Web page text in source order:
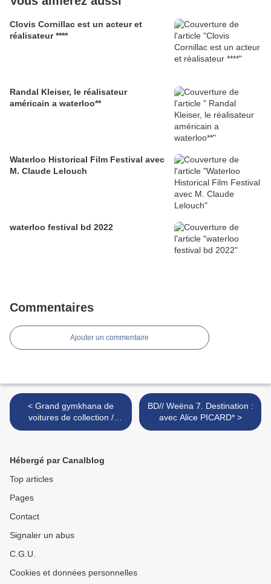
Clovis Cornillac est un acteur et
réalisateur ****
Randal Kleiser, le réalisateur
américain a waterloo**
Waterloo Historical Film Festival avec
M. Claude Lelouch
waterloo festival bd 2022
Commentaires
Ajouter un commentaire
< Grand gymkhana de
voitures de collection /
braine l'alleud
BD// Weëna 7. Destination :
avec Alice PICARD* >
Hébergé par Canalblog
Top articles
Pages
Contact
Signaler un abus
C.G.U.
Cookies et données personnelles